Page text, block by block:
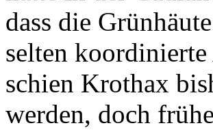
dass die
selten
schien Krothax
werden, doch